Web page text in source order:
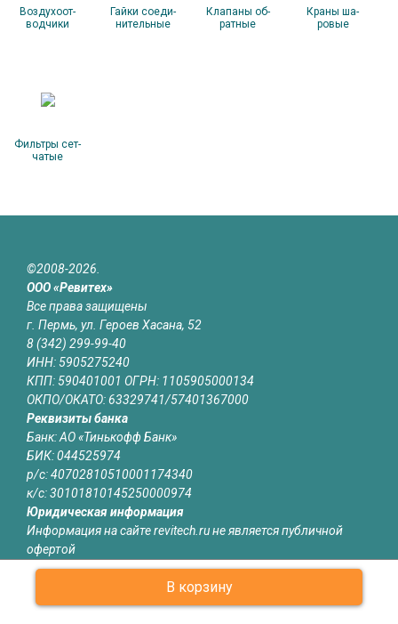
В корзину
Воз­ду­хо­от­
водчи­ки
Гай­ки со­еди­
нитель­ные
Кла­паны об­
ратные
Кра­ны ша­
ровые
Филь­тры сет­
ча­тые
©2008-2026.
ООО «Ревитех»
Все права защищены
г. Пермь, ул. Героев Хасана, 52
8 (342) 299-99-40
ИНН: 5905275240
КПП: 590401001 ОГРН: 1105905000134
ОКПО/ОКАТО: 63329741/57401367000
Реквизиты банка
Банк: АО «Тинькофф Банк»
БИК: 044525974
р/с: 40702810510001174340
к/с: 30101810145250000974
Юридическая информация
Информация на сайте revitech.ru не является публичной
офертой